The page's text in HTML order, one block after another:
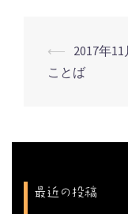
投
稿
シ
⟵ 2017年
ことば
最近の投稿